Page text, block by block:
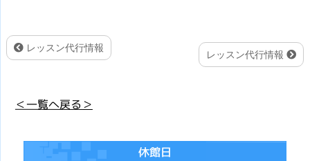
レッスン代行情報
レッスン代行情報
＜一覧へ戻る＞
休館日